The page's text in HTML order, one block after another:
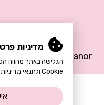
Design by Meital Manor
מדיניות
הגלישה באתר מהווה
Cookie ולתנאי מדיניות הפרטיות.